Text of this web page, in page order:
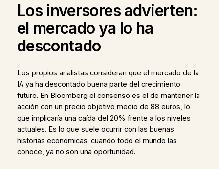
Los inversores advierten:
el mercado ya lo ha
descontado
Los propios analistas consideran que el mercado de la
IA ya ha descontado buena parte del crecimiento
futuro. En Bloomberg el consenso es el de mantener la
acción con un precio objetivo medio de 88 euros, lo
que implicaría una caída del 20% frente a los niveles
actuales. Es lo que suele ocurrir con las buenas
historias económicas: cuando todo el mundo las
conoce, ya no son una oportunidad.